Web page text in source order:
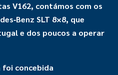
V162, contámos com os
SLT 8×8, que
e dos poucos a operar
concebida